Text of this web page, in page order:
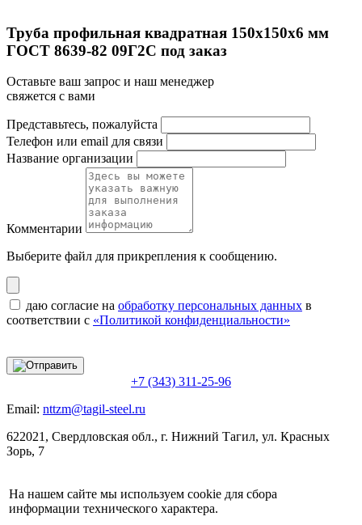
Труба профильная квадратная 150x150x6 мм
ГОСТ 8639-82 09Г2С под заказ
Оставьте ваш запрос и наш менеджер
свяжется с вами
Представьтесь, пожалуйста
Телефон или email для связи
Название организации
Комментарии
Выберите файл для прикрепления к сообщению.
даю согласие на обработку персональных данных в
соответствии с «Политикой конфиденциальности»
+7 (343) 311-25-96
Email: nttzm@tagil-steel.ru
622021, Свердловская обл., г. Нижний Тагил, ул. Красных
Зорь, 7
На нашем сайте мы используем cookie для сбора
информации технического характера.